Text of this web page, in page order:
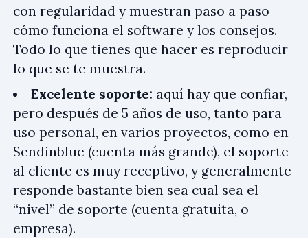
con regularidad y muestran paso a paso
cómo funciona el software y los consejos.
Todo lo que tienes que hacer es reproducir
lo que se te muestra.
Excelente soporte: aquí hay que confiar,
pero después de 5 años de uso, tanto para
uso personal, en varios proyectos, como en
Sendinblue (cuenta más grande), el soporte
al cliente es muy receptivo, y generalmente
responde bastante bien sea cual sea el
“nivel” de soporte (cuenta gratuita, o
empresa).